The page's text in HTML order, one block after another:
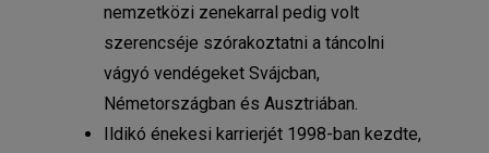
nemzetközi zenekarral pedig volt
szerencséje szórakoztatni a táncolni
vágyó vendégeket Svájcban,
Németországban és Ausztriában.
Ildikó énekesi karrierjét 1998-ban kezdte,